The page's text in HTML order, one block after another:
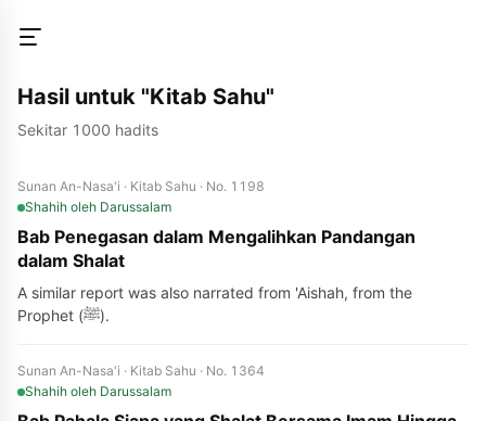
Hasil untuk "Kitab Sahu"
Sekitar 1000 hadits
Sunan An-Nasa'i · Kitab Sahu · No. 1198
Shahih oleh Darussalam
Bab Penegasan dalam Mengalihkan Pandangan
dalam Shalat
A similar report was also narrated from 'Aishah, from the
Prophet (ﷺ).
Sunan An-Nasa'i · Kitab Sahu · No. 1364
Shahih oleh Darussalam